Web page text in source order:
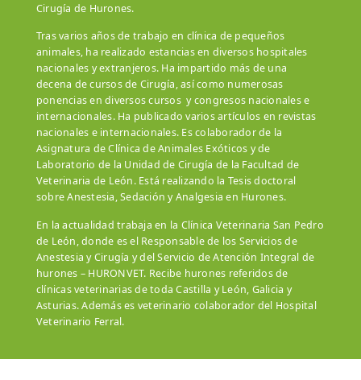
Cirugía de Hurones.
Tras varios años de trabajo en clínica de pequeños
animales, ha realizado estancias en diversos hospitales
nacionales y extranjeros. Ha impartido más de una
decena de cursos de Cirugía, así como numerosas
ponencias en diversos cursos y congresos nacionales e
internacionales. Ha publicado varios artículos en revistas
nacionales e internacionales. Es colaborador de la
Asignatura de Clínica de Animales Exóticos y de
Laboratorio de la Unidad de Cirugía de la Facultad de
Veterinaria de León. Está realizando la Tesis doctoral
sobre Anestesia, Sedación y Analgesia en Hurones.
En la actualidad trabaja en la Clínica Veterinaria San Pedro
de León, donde es el Responsable de los Servicios de
Anestesia y Cirugía y del Servicio de Atención Integral de
hurones – HURONVET. Recibe hurones referidos de
clínicas veterinarias de toda Castilla y León, Galicia y
Asturias. Además es veterinario colaborador del Hospital
Veterinario Ferral.